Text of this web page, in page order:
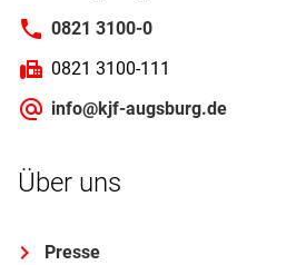
0821 3100-0
0821 3100-111
info@kjf-augsburg.de
Über uns
Presse